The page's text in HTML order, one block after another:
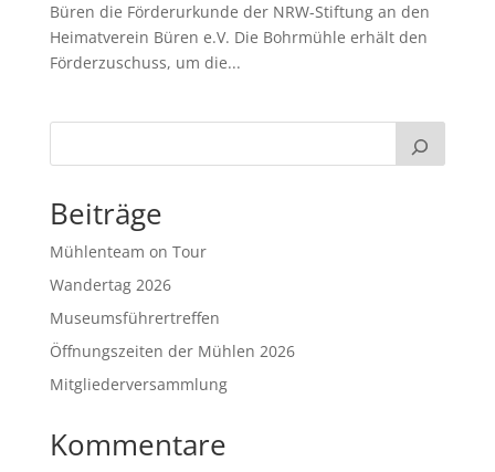
Büren die Förderurkunde der NRW-Stiftung an den
Heimatverein Büren e.V. Die Bohrmühle erhält den
Förderzuschuss, um die...
Beiträge
Mühlenteam on Tour
Wandertag 2026
Museumsführertreffen
Öffnungszeiten der Mühlen 2026
Mitgliederversammlung
Kommentare